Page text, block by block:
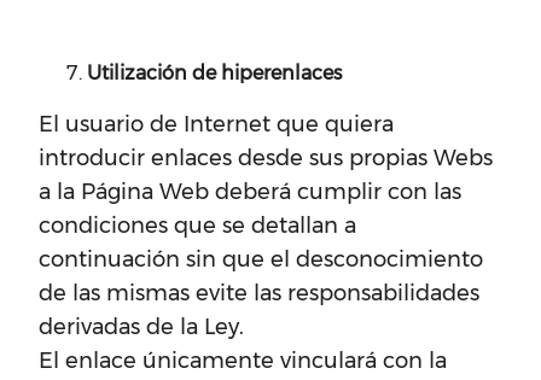
Utilización de hiperenlaces
El usuario de Internet que quiera
introducir enlaces desde sus propias Webs
a la Página Web deberá cumplir con las
condiciones que se detallan a
continuación sin que el desconocimiento
de las mismas evite las responsabilidades
derivadas de la Ley.
El enlace únicamente vinculará con la